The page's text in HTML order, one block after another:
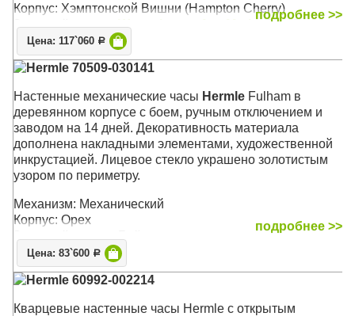
Корпус: Хэмптонской Вишни (Hampton Cherry)
Звуковой сигнал:Westminster
, Бим-Бом
Размер: 64 x 35 х 13 см
подробнее >>
Цена: 117`060 Р
Hermle 70509-030141
Настенные механические часы Hermle Fulham в
деревянном корпусе с боем, ручным отключением и
заводом на 14 дней. Декоративность материала
дополнена накладными элементами, художественной
инкрустацией. Лицевое стекло украшено золотистым
узором по периметру.
Механизм: Механический
Корпус: Орех
Размер: 68 х 29 х 14,5 см
подробнее >>
Цена: 83`600 Р
Hermle 60992-002214
Кварцевые настенные часы Hermle с открытым